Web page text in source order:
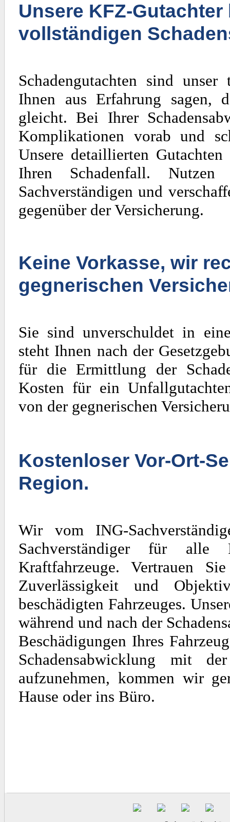
Unsere KFZ-
vollständigen
Schadengutachten sind
Ihnen aus Erfahrung sagen,
gleicht. Bei Ihrer
Komplikationen vorab und
Unsere detaillierten
Ihren Schadenfall. Nutzen
Sachverständigen und
gegenüber der Versicherung.
Keine Vorkasse, wir
gegnerischen
Sie sind unverschuldet in
steht Ihnen nach der
für die Ermittlung der
Kosten für ein
von der gegnerischen
Kostenloser Vor-Ort-
Region.
Wir vom ING-
Sachverständiger für
Kraftfahrzeuge. Vertrauen
Zuverlässigkeit und
beschädigten Fahrzeuges.
während und nach der
Beschädigungen Ihres
Schadensabwicklung mit
aufzunehmen, kommen wir
Hause oder ins Büro.